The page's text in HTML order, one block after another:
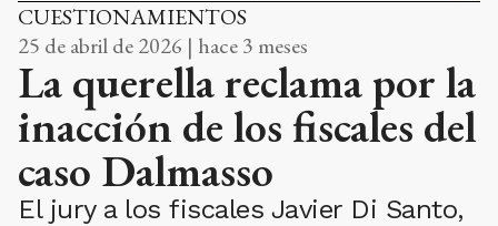
CUESTIONAMIENTOS
25 de abril de 2026 | hace 3 meses
La querella reclama por la
inacción de los fiscales del
caso Dalmasso
El jury a los fiscales Javier Di Santo,